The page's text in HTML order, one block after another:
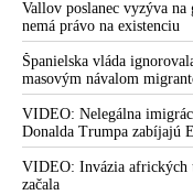
Vallov poslanec vyzýva na
nemá právo na existenciu
Španielska vláda
masovým návalom
správ preniklo do tejto
tisíc migrantov
VIDEO: Nelegálna
Donalda Trumpa zabíjajú
eskalácie konfliktu s
príkaz pripravená
VIDEO: Invázia afrických
začala